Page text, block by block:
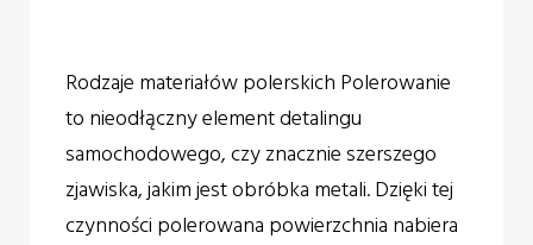
Rodzaje materiałów polerskich Polerowanie
to nieodłączny element detalingu
samochodowego, czy znacznie szerszego
zjawiska, jakim jest obróbka metali. Dzięki tej
czynności polerowana powierzchnia nabiera